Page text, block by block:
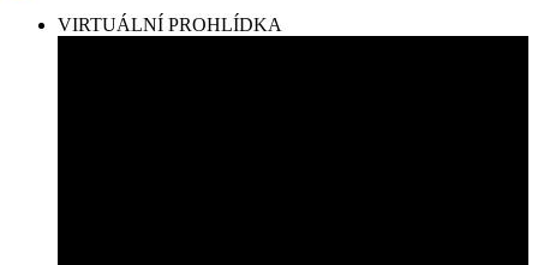
VIRTUÁLNÍ PROHLÍDKA